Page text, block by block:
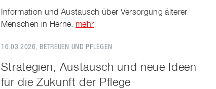
Information und Austausch über Versorgung älterer
Menschen in Herne. mehr
16.03.2026 , BETREUEN UND PFLEGEN
Strategien, Austausch und neue Ideen
für die Zukunft der Pflege